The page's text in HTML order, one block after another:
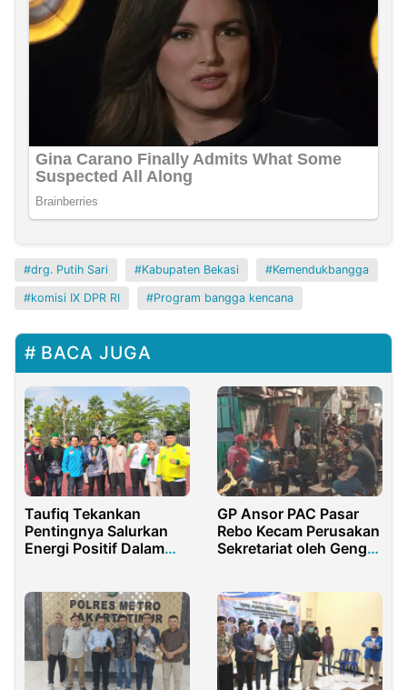
drg. Putih Sari Kabupaten Bekasi Kemendukbangga
komisi IX DPR RI Program bangga kencana
BACA JUGA
Taufiq Tekankan
Pentingnya Salurkan
Energi Positif Dalam
GP Ansor PAC Pasar
Rebo Kecam Perusakan
Sekretariat oleh Geng